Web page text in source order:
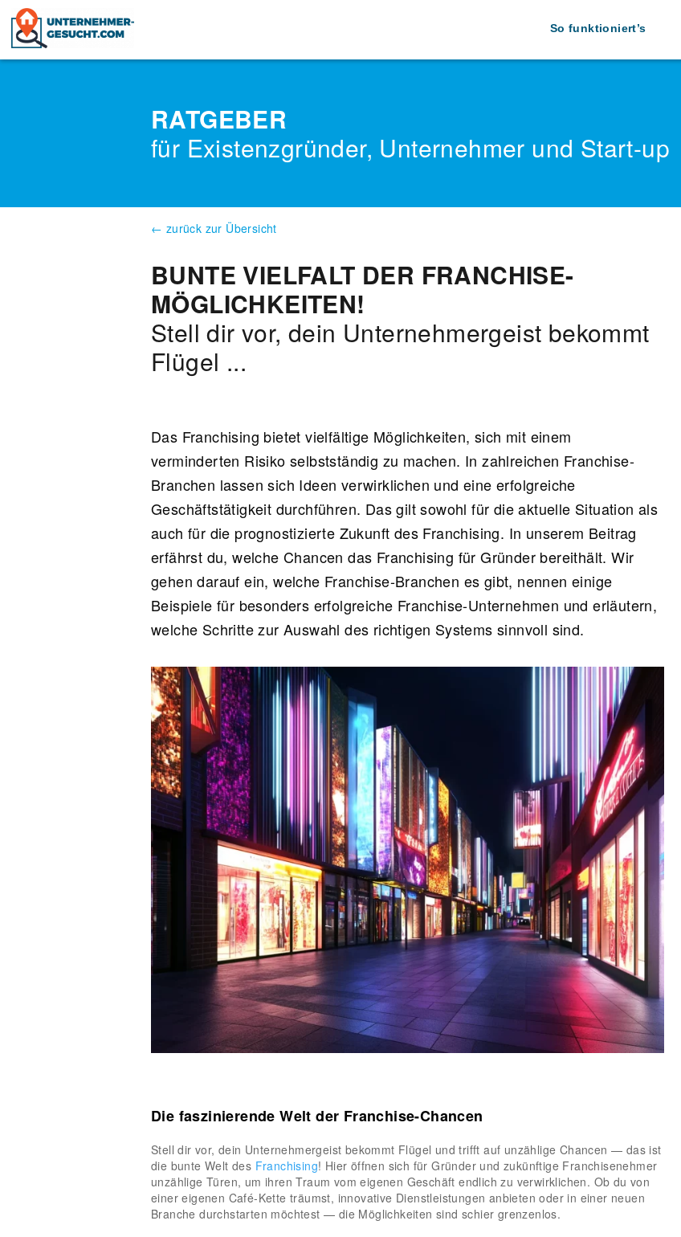
Skip
content
So funktioniert’s
RATGEBER
für Existenzgründer, Unternehmer und Start-up
← zurück zur Übersicht
BUNTE VIELFALT DER FRANCHISE-
MÖGLICHKEITEN!
Stell dir vor, dein Unternehmergeist bekommt
Flügel ...
Das Franchising bietet vielfältige Möglichkeiten, sich mit einem
verminderten Risiko selbstständig zu machen. In zahlreichen Franchise-
Branchen lassen sich Ideen verwirklichen und eine erfolgreiche
Geschäftstätigkeit durchführen. Das gilt sowohl für die aktuelle Situation als
auch für die prognostizierte Zukunft des Franchising. In unserem Beitrag
erfährst du, welche Chancen das Franchising für Gründer bereithält. Wir
gehen darauf ein, welche Franchise-Branchen es gibt, nennen einige
Beispiele für besonders erfolgreiche Franchise-Unternehmen und erläutern,
welche Schritte zur Auswahl des richtigen Systems sinnvoll sind.
Die faszinierende Welt der Franchise-Chancen
Stell dir vor, dein Unternehmergeist bekommt Flügel und trifft auf unzählige Chancen — das ist
die bunte Welt des Franchising! Hier öffnen sich für Gründer und zukünftige Franchisenehmer
unzählige Türen, um ihren Traum vom eigenen Geschäft endlich zu verwirklichen. Ob du von
einer eigenen Café-Kette träumst, innovative Dienstleistungen anbieten oder in einer neuen
Branche durchstarten möchtest — die Möglichkeiten sind schier grenzenlos.